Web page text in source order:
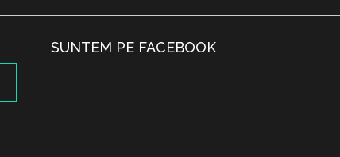
SUNTEM PE FACEBOOK